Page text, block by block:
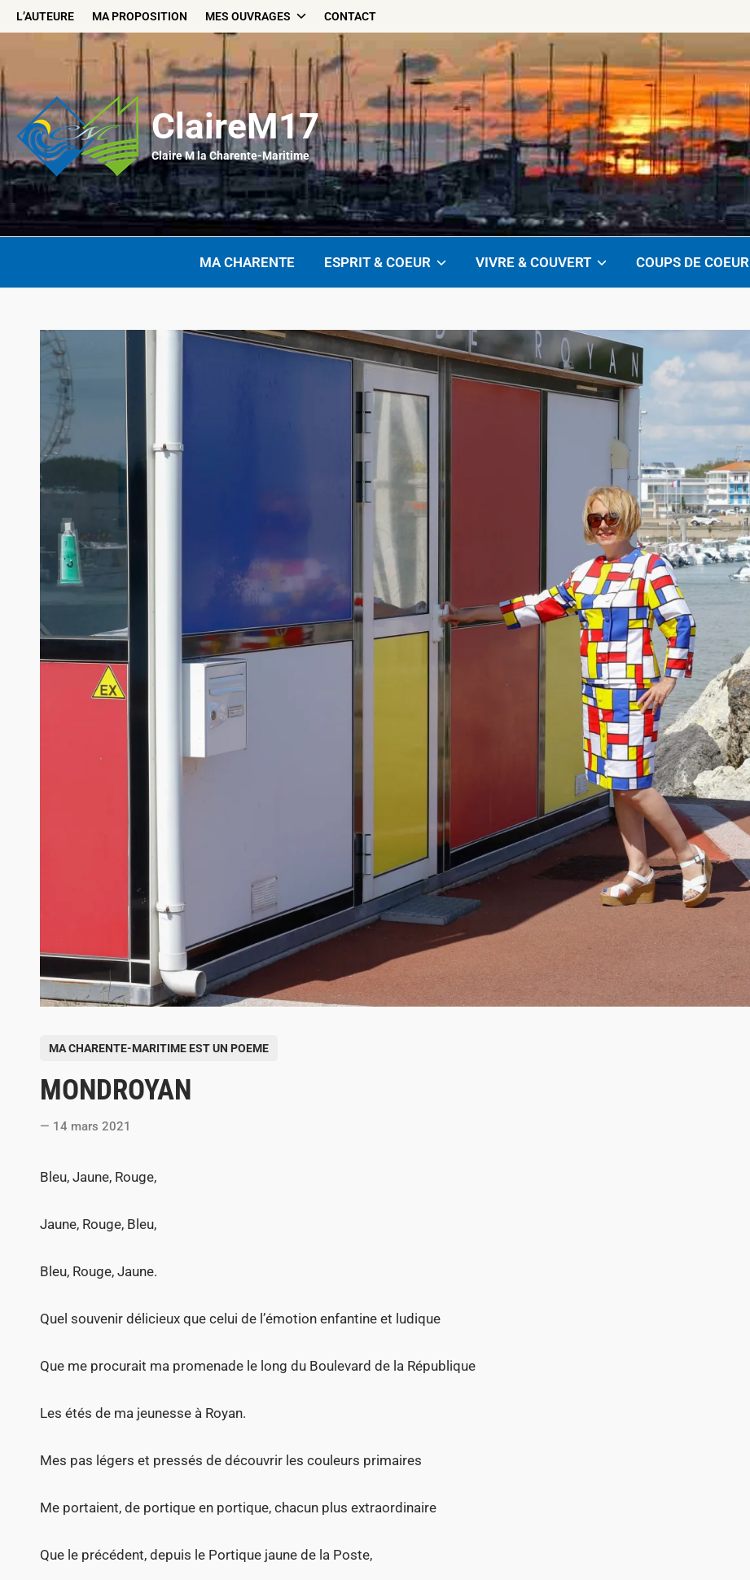
SkipL’AUTEURE MA PROPOSITION MES OUVRAGES CONTACT
ClaireM17
Claire M la Charente-Maritime
MA CHARENTE ESPRIT & COEUR VIVRE & COUVERT COUPS DE COEUR
s
i
MA CHARENTE-MARITIME EST UN POEME
MONDROYAN
14 mars 2021
Bleu, Jaune, Rouge,
Jaune, Rouge, Bleu,
Bleu, Rouge, Jaune.
Quel souvenir délicieux que celui de l’émotion enfantine et ludique
Que me procurait ma promenade le long du Boulevard de la République
Les étés de ma jeunesse à Royan.
Mes pas légers et pressés de découvrir les couleurs primaires
Me portaient, de portique en portique, chacun plus extraordinaire
Que le précédent, depuis le Portique jaune de la Poste,